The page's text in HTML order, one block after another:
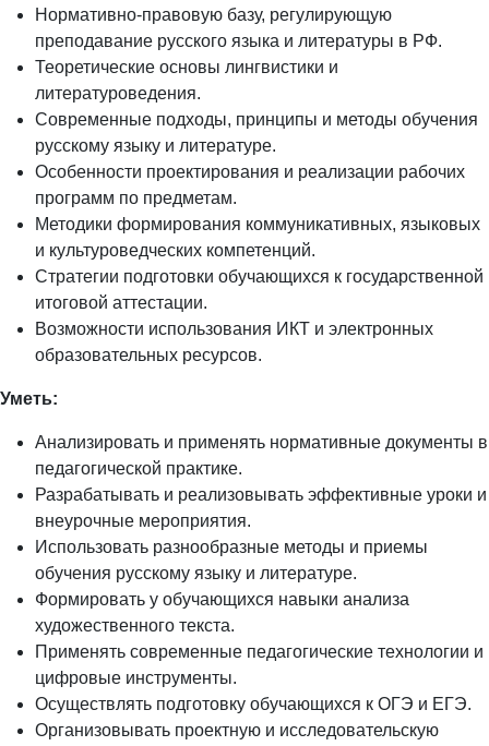
Нормативно-правовую базу, регулирующую
преподавание русского языка и литературы в РФ.
Теоретические основы лингвистики и
литературоведения.
Современные подходы, принципы и методы обучения
русскому языку и литературе.
Особенности проектирования и реализации рабочих
программ по предметам.
Методики формирования коммуникативных, языковых
и культуроведческих компетенций.
Стратегии подготовки обучающихся к государственной
итоговой аттестации.
Возможности использования ИКТ и электронных
образовательных ресурсов.
Уметь:
Анализировать и применять нормативные документы в
педагогической практике.
Разрабатывать и реализовывать эффективные уроки и
внеурочные мероприятия.
Использовать разнообразные методы и приемы
обучения русскому языку и литературе.
Формировать у обучающихся навыки анализа
художественного текста.
Применять современные педагогические технологии и
цифровые инструменты.
Осуществлять подготовку обучающихся к ОГЭ и ЕГЭ.
Организовывать проектную и исследовательскую